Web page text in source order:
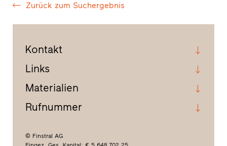
Zurück zum Suchergebnis
Kontakt
Links
Materialien
Rufnummer
© Finstral AG